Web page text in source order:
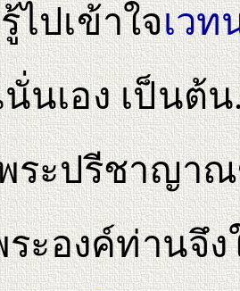
ปเข้าใจเวท
นเอง เป็นต้
รีชาญาณข
ระองค์ท่านจึ